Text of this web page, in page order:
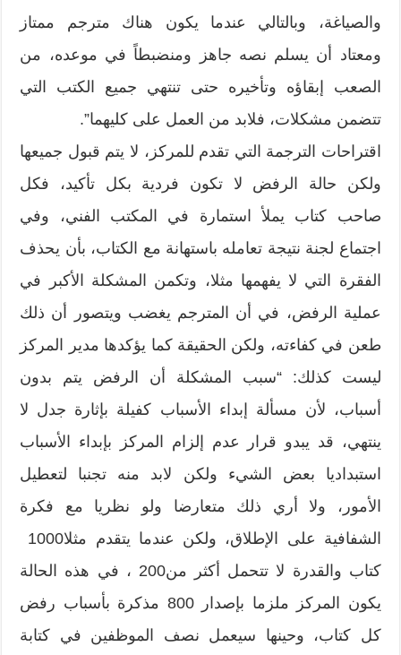
والصياغة،‮ ‬وبالتالي عندما يكون هناك مترجم ممتاز
ومعتاد أن يسلم نصه جاهز ومنضبطاً‮ ‬في موعده،‮ ‬من
الصعب إبقاؤه وتأخيره حتى تنتهي جميع الكتب التي
تتضمن مشكلات،‮ ‬فلابد من العمل على كليهما‮”.‬
اقتراحات الترجمة التي تقدم للمركز،‮ ‬لا يتم قبول جميعها
ولكن حالة الرفض لا تكون فردية بكل تأكيد،‮ ‬فكل
صاحب كتاب يملأ استمارة في المكتب الفني،‮ ‬وفي
اجتماع لجنة نتيجة تعامله باستهانة مع الكتاب،‮ ‬بأن يحذف
الفقرة التي لا يفهمها مثلا،‮ ‬وتكمن المشكلة الأكبر في
عملية الرفض،‮ ‬في أن المترجم يغضب ويتصور أن ذلك
طعن في كفاءته،‮ ‬ولكن الحقيقة كما يؤكدها مدير المركز
ليست كذلك‮: “‬سبب المشكلة أن الرفض يتم بدون
أسباب،‮ ‬لأن مسألة إبداء الأسباب كفيلة بإثارة جدل لا
ينتهي،‮ ‬قد يبدو قرار عدم إلزام المركز بإبداء الأسباب
استبداديا بعض الشيء ولكن لابد منه تجنبا لتعطيل
الأمور،‮ ‬ولا أري ذلك متعارضا ولو نظريا مع فكرة
‬كتاب والقدرة لا تتحمل أكثر من‮ ‬200،‮ ‬في هذه الحالة
يكون المركز ملزما بإصدار‮ ‬800‮ ‬مذكرة بأسباب رفض
كل كتاب،‮ ‬وحينها سيعمل نصف الموظفين في كتابة